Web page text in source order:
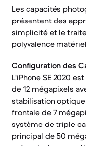
Les capacités
présentent des
simplicité et le
polyvalence
Configuration des
L'iPhone SE 2020
de 12 mégapixels
stabilisation
frontale de 7
système de triple
principal de 50